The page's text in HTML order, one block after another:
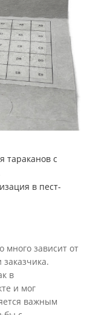
тараканов с
в пест-
много зависит от
в
и мог
важным